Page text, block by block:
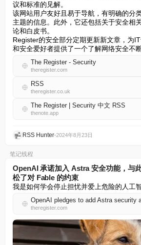
议和标准的见解。
该网站用户友好且易于导航，有明确的分
主题的信息。此外，它还包括关于安全相
论和白皮书。
Register的安全部分定期更新新文章，为
和安全爱好者提供了一个了解网络安全不
The Register - Security
theregister.com
RSS
theregister.co.uk
The Register | Security 中文 RSS
thenote.app
RSS Hunter•2024年8月23日
笔记线程
OpenAI 承诺加入 Astra 安全功能，与
松了对 Fable 的约束
我是如何学会停止担忧并爱上危险的人工
theregister.com